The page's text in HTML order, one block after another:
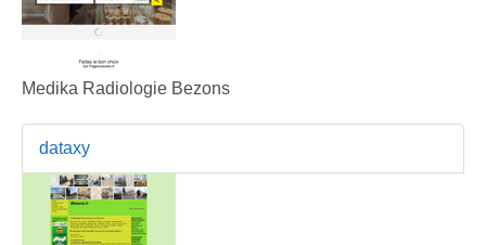
Medika Radiologie Bezons
dataxy